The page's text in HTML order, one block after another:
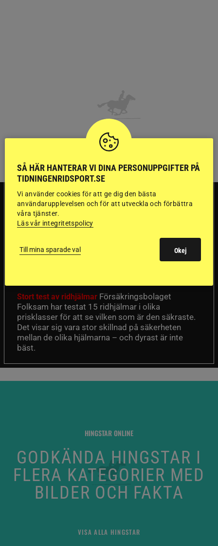
SVERIGE
Dyraste
ridhjälmarna blev
Stort test av ridhjälmar Försäkringsbolaget
Folksam har testat 15 ridhjälmar i olika
prisklasser för att se vilken som är den säkraste.
Det visar sig vara stor skillnad på säkerheten
mellan de olika hjälmarna – och dyrast är inte
bäst.
HINGSTAR ONLINE
GODKÄNDA HINGSTAR I
FLERA KATEGORIER MED
BILDER OCH FAKTA
VISA ALLA HINGSTAR
SÅ HÄR HANTERAR VI DINA PERSONUPPGIFTER PÅ
TIDNINGENRIDSPORT.SE
Vi använder cookies för att ge dig den bästa
användarupplevelsen och för att utveckla och förbättra
våra tjänster.
Läs vår integritetspolicy
Till mina sparade val Okej